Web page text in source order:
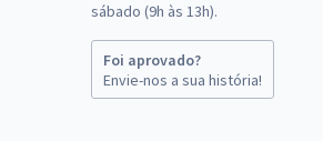
sábado (9h às 13h).
Foi aprovado?
Envie-nos a sua história!